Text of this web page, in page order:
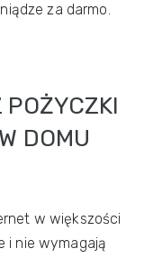
za darmo.
DOMU
w większości
i nie wymagają